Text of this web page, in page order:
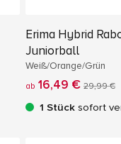
Erima Hybrid
Juniorball
Weiß/Orange/Grün
ab 16,49 € 29,99 €
1 Stück sofort